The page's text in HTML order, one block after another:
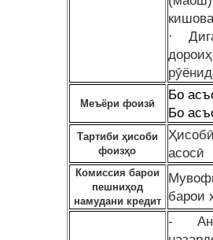
·
Меъёри фоизӣ
Бо
Бо
Тартиби ҳисоби
фоизҳо
асосӣ
Комиссия барои
пешниҳод
намудани кредит
барои
-